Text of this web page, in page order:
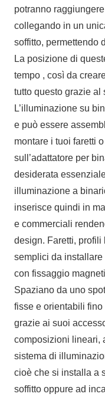
potranno
collegando in un
soffitto, permettendo
La posizione di
tempo , così da
tutto questo grazie al
L’illuminazione su
e può essere
montare i tuoi faretti
sull’adattatore per
desiderata
illuminazione a
inserisce quindi in
e commerciali
design. Faretti,
semplici da
con fissaggio
Spaziano da uno
fisse e orientabili
grazie ai suoi
composizioni lineari,
sistema di
cioè che si installa a
soffitto oppure ad